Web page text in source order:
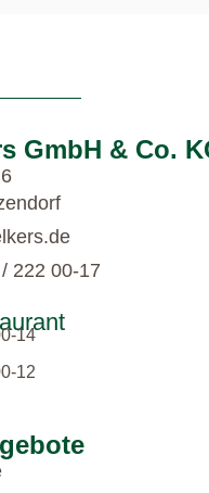
GmbH & Co.
222 00-17
14
12